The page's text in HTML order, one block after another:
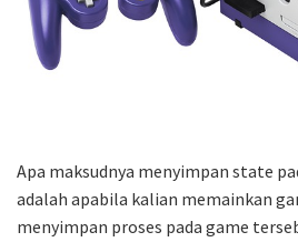
Apa maksudnya menyimpan state
adalah apabila kalian memainkan
menyimpan proses pada game